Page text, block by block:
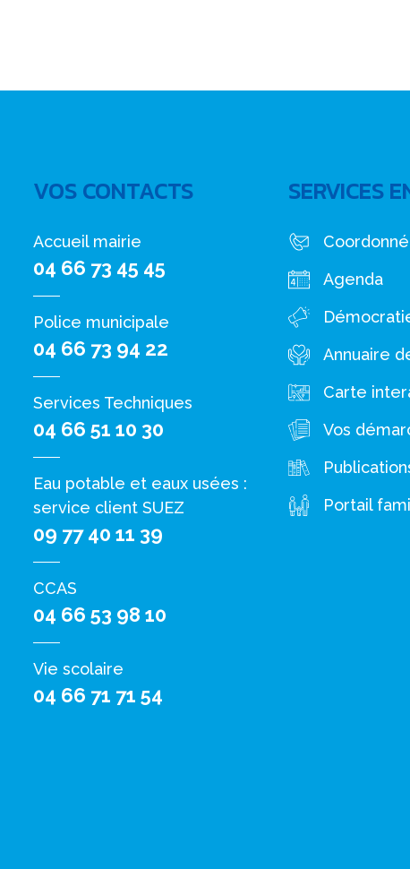
VOS CONTACTS
Accueil mairie
04 66 73 45 45
Police municipale
04 66 73 94 22
Services Techniques
04 66 51 10 30
Eau potable et eaux usées :
service client SUEZ
09 77 40 11 39
CCAS
04 66 53 98 10
Vie scolaire
04 66 71 71 54
SERVICES
Agenda
Annuaire
Carte
Vos
Portail